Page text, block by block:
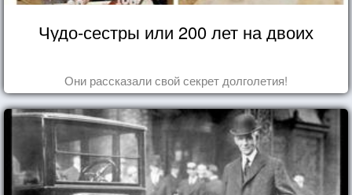
Чудо-сестры или 200 лет на двоих
Они рассказали свой секрет долголетия!